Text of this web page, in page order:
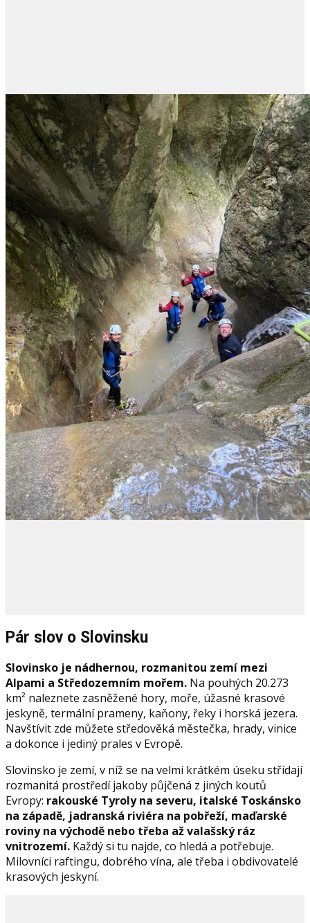
Pár slov o Slovinsku
Slovinsko je nádhernou, rozmanitou zemí mezi
Alpami a Středozemním mořem. Na pouhých 20.273
km² naleznete zasněžené hory, moře, úžasné krasové
jeskyně, termální prameny, kaňony, řeky i horská jezera.
Navštívit zde můžete středověká městečka, hrady, vinice
a dokonce i jediný prales v Evropě.
Slovinsko je zemí, v níž se na velmi krátkém úseku střídají
rozmanitá prostředí jakoby půjčená z jiných koutů
Evropy: rakouské Tyroly na severu, italské Toskánsko
na západě, jadranská riviéra na pobřeží, maďarské
roviny na východě nebo třeba až valašský ráz
vnitrozemí. Každý si tu najde, co hledá a potřebuje.
Milovníci raftingu, dobrého vína, ale třeba i obdivovatelé
krasových jeskyní.